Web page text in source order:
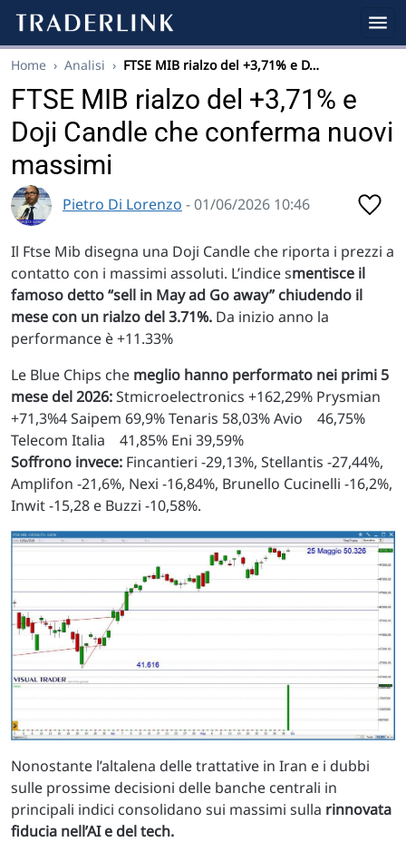
Home › Analisi › FTSE MIB rialzo del +3,71% e D…
FTSE MIB rialzo del +3,71% e
Doji Candle che conferma nuovi
massimi
Pietro Di Lorenzo - 01/06/2026 10:46
Il Ftse Mib disegna una Doji Candle che riporta i prezzi a
contatto con i massimi assoluti. L’indice smentisce il
famoso detto “sell in May ad Go away” chiudendo il
mese con un rialzo del 3.71%. Da inizio anno la
performance è +11.33%
Le Blue Chips che meglio hanno performato nei primi 5
mese del 2026:Stmicroelectronics +162,29% Prysmian
+71,3%4 Saipem 69,9% Tenaris 58,03% Avio 46,75%
Telecom Italia 41,85% Eni 39,59%
Soffrono invece: Fincantieri -29,13%, Stellantis -27,44%,
Amplifon -21,6%, Nexi -16,84%, Brunello Cucinelli -16,2%,
Inwit -15,28 e Buzzi -10,58%.
Nonostante l’altalena delle trattative in Iran e i dubbi
sulle prossime decisioni delle banche centrali in
principali indici consolidano sui massimi sulla rinnovata
fiducia nell’AI e del tech.